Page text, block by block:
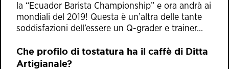
la “Ecuador Barista Championship” e ora andrà ai
mondiali del 2019! Questa è un’altra delle tante
soddisfazioni dell’essere un Q-grader e trainer…
Che profilo di tostatura ha il caffè di Ditta
Artigianale?